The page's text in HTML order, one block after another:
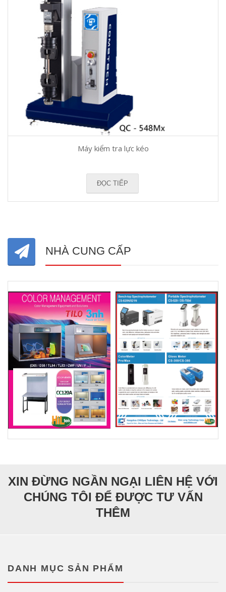
Máy kiểm tra lực kéo
ĐỌC TIẾP
NHÀ CUNG CẤP
XIN ĐỪNG NGẦN NGẠI LIÊN HỆ VỚI
CHÚNG TÔI ĐỂ ĐƯỢC TƯ VẤN
THÊM
DANH MỤC SẢN PHẨM